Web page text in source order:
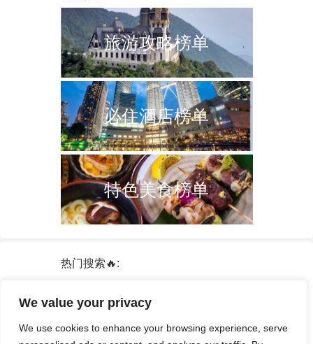
We value your privacy
We use cookies to enhance your browsing experience, serve
旅游攻略榜单
必住酒店榜单
特色美食榜单
热门搜索🔥:
泰国
中国 火车票
签证
酒店